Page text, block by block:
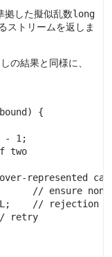
拠した擬似乱数long
ストリームを返しま
の結果と同様に、
{
- 1;
two
represented
// ensure
// rejection
retry